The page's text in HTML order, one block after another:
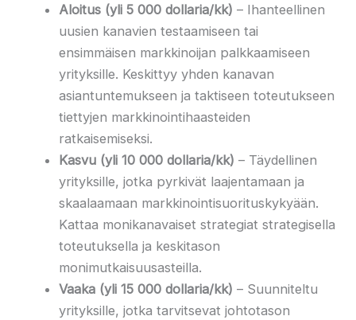
Aloitus (yli 5 000 dollaria/kk) – Ihanteellinen
uusien kanavien testaamiseen tai
ensimmäisen markkinoijan palkkaamiseen
yrityksille. Keskittyy yhden kanavan
asiantuntemukseen ja taktiseen toteutukseen
tiettyjen markkinointihaasteiden
ratkaisemiseksi.
Kasvu (yli 10 000 dollaria/kk) – Täydellinen
yrityksille, jotka pyrkivät laajentamaan ja
skaalaamaan markkinointisuorituskykyään.
Kattaa monikanavaiset strategiat strategisella
toteutuksella ja keskitason
monimutkaisuusasteilla.
Vaaka (yli 15 000 dollaria/kk) – Suunniteltu
yrityksille, jotka tarvitsevat johtotason